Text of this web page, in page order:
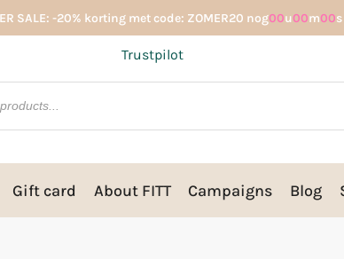
SALE: -20% korting met code: ZOMER20 nog00u00m00s
Trustpilot
Gift card About FITT Campaigns Blog